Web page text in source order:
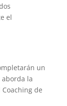
el
un
la
de